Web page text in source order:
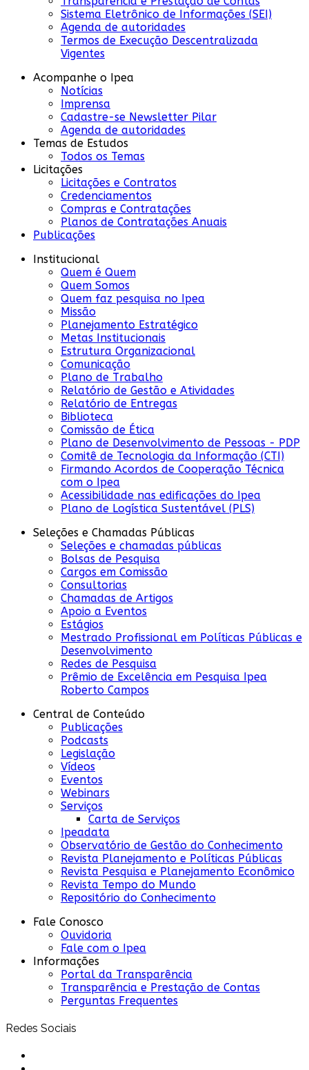
Sistema Eletrônico de Informações (SEI)
Agenda de autoridades
Termos de Execução Descentralizada
Vigentes
Acompanhe o Ipea
Notícias
Imprensa
Cadastre-se Newsletter Pilar
Agenda de autoridades
Temas de Estudos
Todos os Temas
Licitações
Licitações e Contratos
Credenciamentos
Compras e Contratações
Planos de Contratações Anuais
Publicações
Institucional
Quem é Quem
Quem Somos
Quem faz pesquisa no Ipea
Missão
Planejamento Estratégico
Metas Institucionais
Estrutura Organizacional
Comunicação
Plano de Trabalho
Relatório de Gestão e Atividades
Relatório de Entregas
Biblioteca
Comissão de Ética
Plano de Desenvolvimento de Pessoas - PDP
Comitê de Tecnologia da Informação (CTI)
Firmando Acordos de Cooperação Técnica
com o Ipea
Acessibilidade nas edificações do Ipea
Plano de Logística Sustentável (PLS)
Seleções e Chamadas Públicas
Seleções e chamadas públicas
Bolsas de Pesquisa
Cargos em Comissão
Consultorias
Chamadas de Artigos
Apoio a Eventos
Estágios
Mestrado Profissional em Políticas Públicas e
Desenvolvimento
Redes de Pesquisa
Prêmio de Excelência em Pesquisa Ipea
Roberto Campos
Central de Conteúdo
Publicações
Podcasts
Legislação
Vídeos
Eventos
Webinars
Serviços
Carta de Serviços
Ipeadata
Observatório de Gestão do Conhecimento
Revista Planejamento e Políticas Públicas
Revista Pesquisa e Planejamento Econômico
Revista Tempo do Mundo
Repositório do Conhecimento
Fale Conosco
Ouvidoria
Fale com o Ipea
Informações
Portal da Transparência
Transparência e Prestação de Contas
Perguntas Frequentes
Redes Sociais